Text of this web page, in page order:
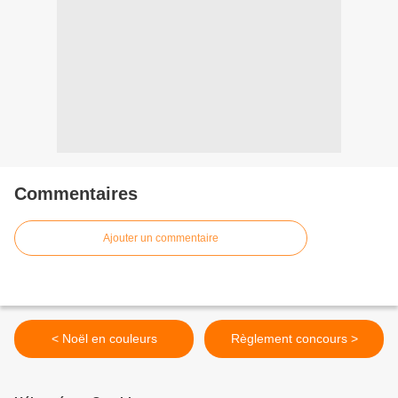
Commentaires
Ajouter un commentaire
< Noël en couleurs Règlement concours >